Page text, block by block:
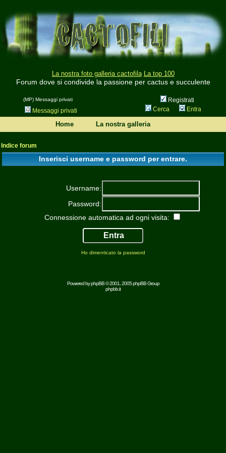
La nostra foto galleria cactofila La top 100
Forum dove si condivide la passione per cactus e succulente
(MP) Messaggi privati
Registrati
Messaggi privati
Cerca Entra
Home La nostra galleria
Indice forum
Inserisci username e password per entrare.
Username:
Password:
Connessione automatica ad ogni visita:
Ho dimenticato la password
Powered byphpBB© 2001, 2005 phpBB Group
phpbb.it